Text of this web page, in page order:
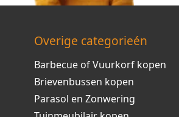
Overige categorieén
Barbecue of Vuurkorf kopen
Brievenbussen kopen
Parasol en Zonwering